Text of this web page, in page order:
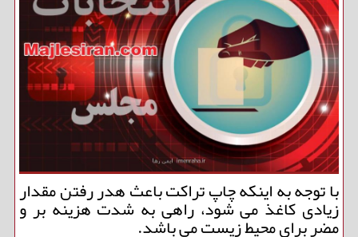
با توجه به اینكه چاپ تراكت باعث هدر رفتن مقدار
زیادی كاغذ می شود، راهی به شدت هزینه بر و
مضر برای محیط زیست می باشد.